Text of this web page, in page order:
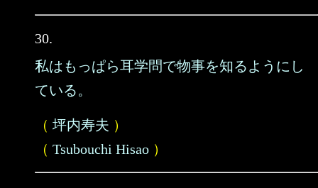
30.
私はもっぱら耳学問で物事を知るようにし
ている。
（ 坪内寿夫 ）
（ Tsubouchi Hisao ）